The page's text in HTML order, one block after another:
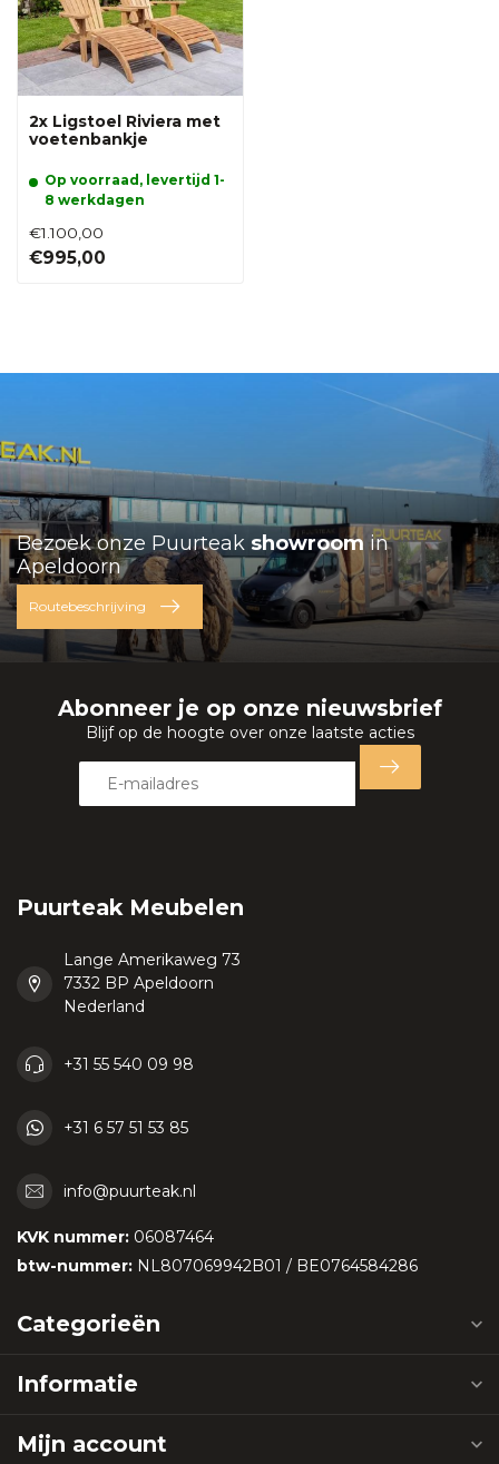
2x Ligstoel Riviera met
voetenbankje
Op voorraad, levertijd 1-
8 werkdagen
€1.100,00
€995,00
Bezoek onze Puurteak showroom in
Apeldoorn
Routebeschrijving
Abonneer je op onze nieuwsbrief
Blijf op de hoogte over onze laatste acties
Puurteak Meubelen
Lange Amerikaweg 73
7332 BP Apeldoorn
Nederland
+31 55 540 09 98
+31 6 57 51 53 85
info@puurteak.nl
KVK nummer: 06087464
btw-nummer: NL807069942B01 / BE0764584286
Categorieën
Informatie
Mijn account